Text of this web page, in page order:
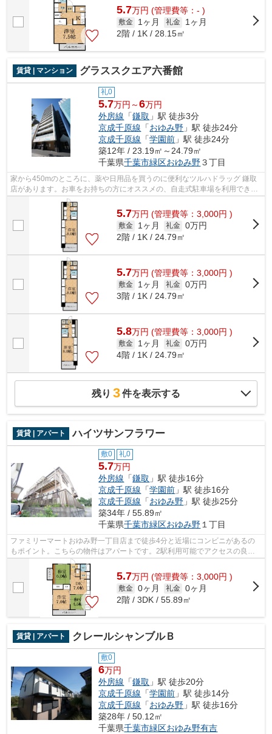
5.7万円 (管理費等：- )
敷金 1ヶ月 礼金
1ヶ月
2階 / 1K / 28.15㎡
賃貸 | マンション グラススクエア六番館
礼0
5.7万円～6万円
外房線 「鎌取 」駅 徒歩3分
京成千原線 「おゆみ野 」駅 徒歩24分
京成千原線 「学園前 」駅 徒歩24分
築12年 / 23.19㎡～24.79㎡
千葉県千葉市緑区おゆみ野３丁目
家から450mのところに、薬や日用品を買うのに便利なツルハドラッグ 鎌取
店があります。お車をお持ちの方にオススメの、自走式駐車場を利用できる
物件です。駅まで徒歩3分の位置に立地...
5.7万円 (管理費等：3,000円 )
敷金 1ヶ月 礼金 0万円
2階 / 1K / 24.79㎡
5.7万円 (管理費等：3,000円 )
敷金 1ヶ月 礼金 0万円
3階 / 1K / 24.79㎡
5.8万円 (管理費等：3,000円 )
敷金 1ヶ月 礼金 0万円
4階 / 1K / 24.79㎡
残り 3件を表示する
賃貸 | アパート ハイツサンフラワー
敷0 礼0
5.7万円
外房線 「鎌取 」駅 徒歩16分
京成千原線 「学園前 」駅 徒歩16分
京成千原線 「おゆみ野 」駅 徒歩25分
築34年 / 55.89㎡
千葉県千葉市緑区おゆみ野１丁目
ファミリーマートおゆみ野一丁目店まで徒歩4分と近場にコンビニがあるの
もポイント。こちらの物件はアパートです。2駅利用可能でアクセスの良い
アパートです。最上階のアパートです。...
5.7万円 (管理費等：3,000円 )
敷金 0ヶ月 礼金 0ヶ月
2階 / 3DK / 55.89㎡
賃貸 | アパート クレールシャンブルＢ
敷0
6万円
外房線 「鎌取 」駅 徒歩20分
京成千原線 「学園前 」駅 徒歩14分
京成千原線 「おゆみ野 」駅 徒歩16分
築28年 / 50.12㎡
千葉県千葉市緑区おゆみ野有吉